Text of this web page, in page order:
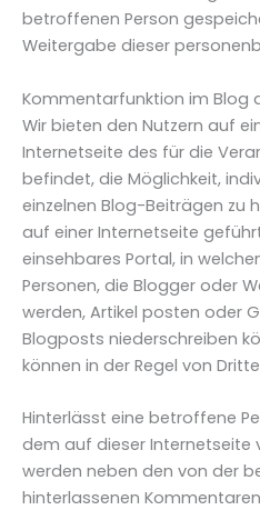
betroffenen Person
Weitergabe dieser
Kommentarfunktion im Blog
Wir bieten den Nutzern auf
Internetseite des für die
befindet, die Möglichkeit,
einzelnen Blog-Beiträgen zu
auf einer Internetseite
einsehbares Portal, in
Personen, die Blogger oder
werden, Artikel posten oder
Blogposts niederschreiben
können in der Regel von
Hinterlässt eine betroffene
dem auf dieser Internetseite
werden neben den von der
hinterlassenen